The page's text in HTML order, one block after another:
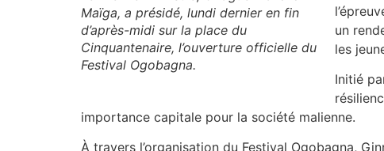
Maïga, a présidé, lundi dernier en fin
d’après-midi sur la place du
Cinquantenaire, l’ouverture officielle du
Festival Ogobagna.
un
les
Initié
importance capitale pour la société malienne.
À travers l’organisation du Festival Ogobagna,